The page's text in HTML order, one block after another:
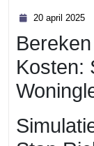
20 april 2025
Kosten: